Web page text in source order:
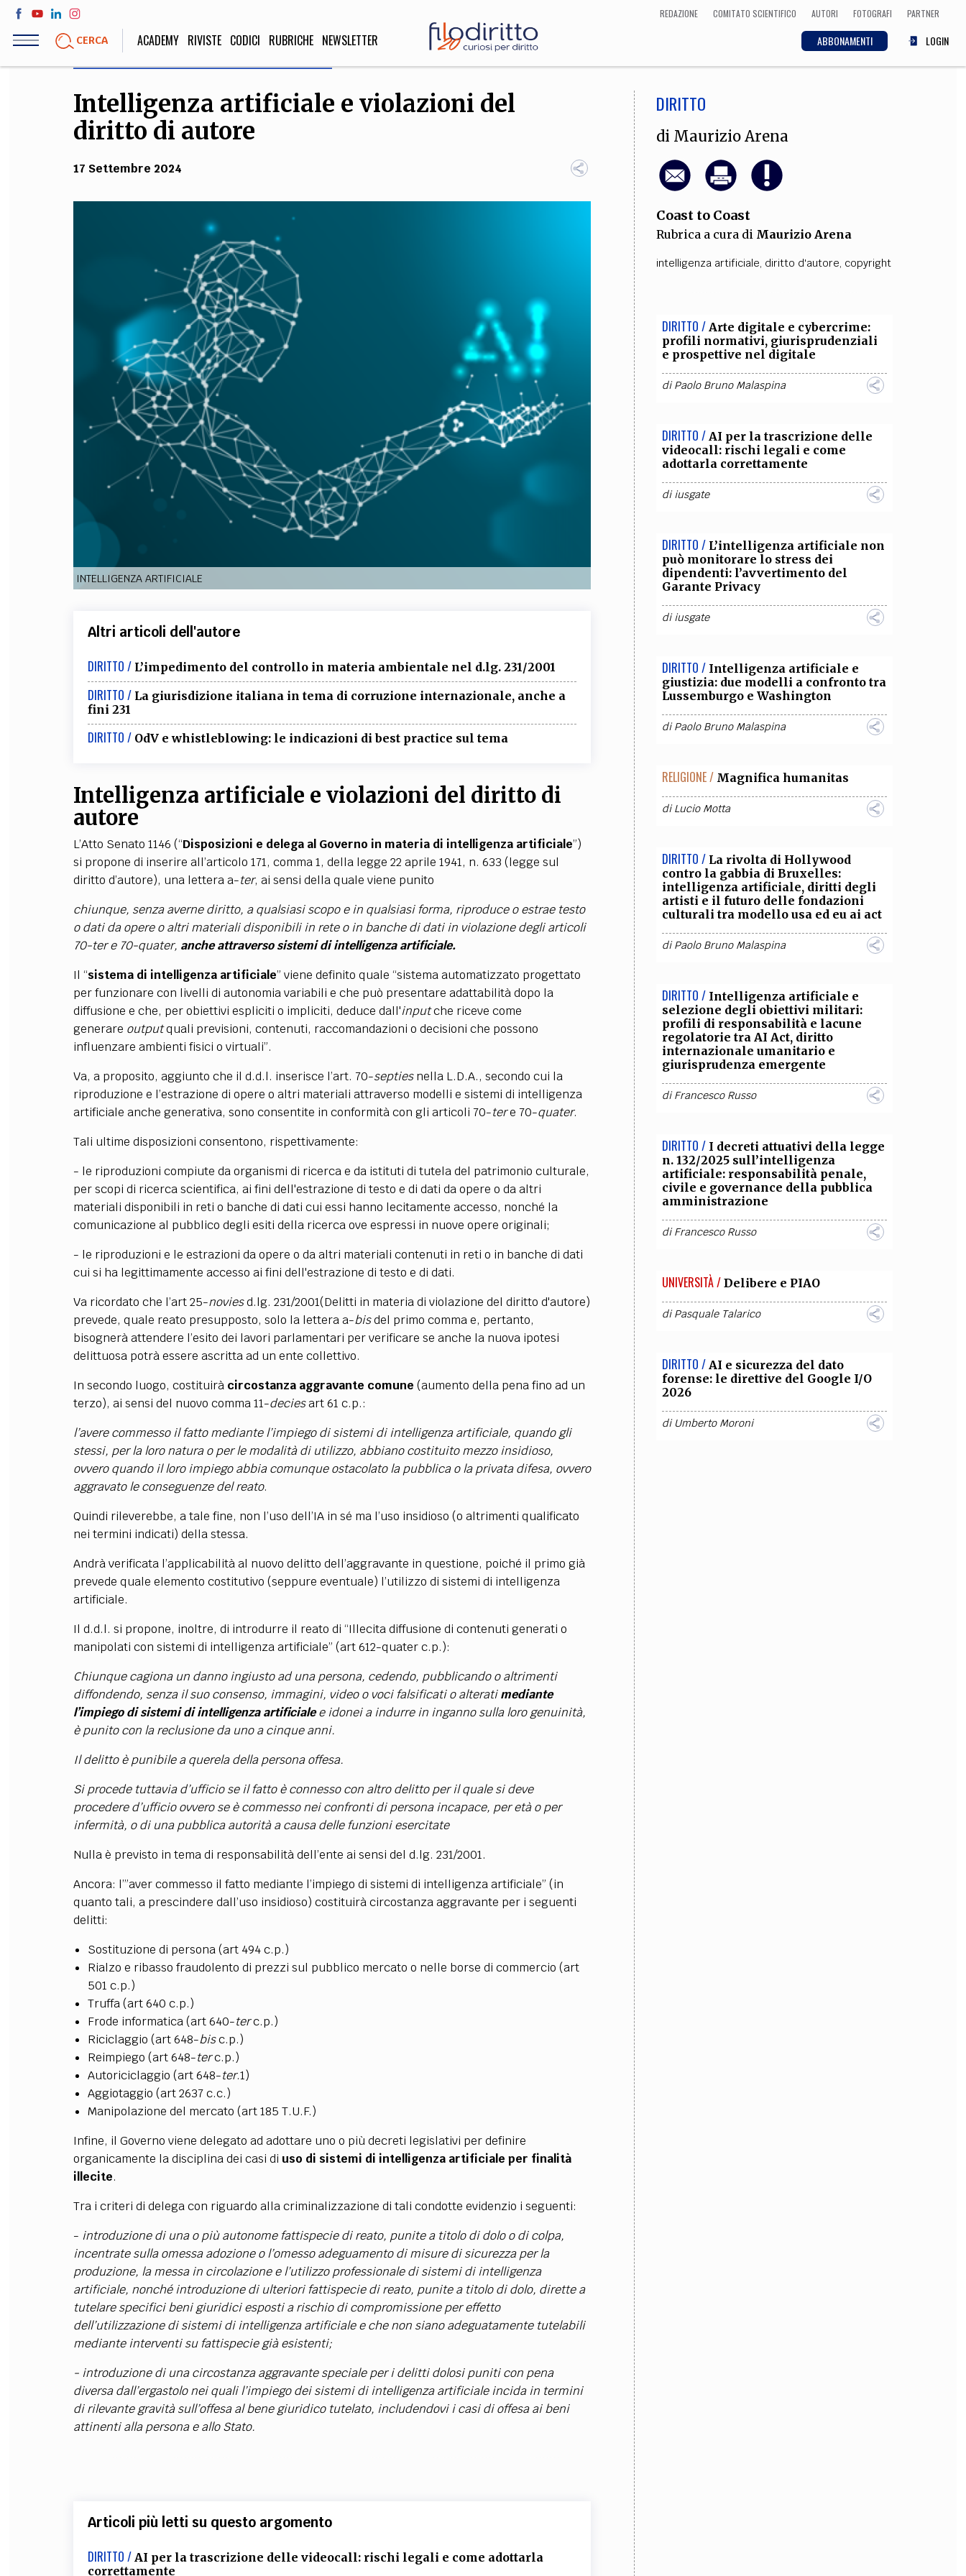
Salta
contenuto
REDAZIONE COMITATO SCIENTIFICO AUTORI FOTOGRAFI PARTNER
CERCA ABBONAMENTI LOGIN
ACADEMY RIVISTE CODICI RUBRICHE NEWSLETTER
LIFE STYLE
Sport, Cucina, Viaggi,
SOCIETÀ
Politica, Attualità,
ECONOMIA
STORIA E FILOSOFIA
Scienze storiche,
umanistiche, Religione
CULTURA
Arte, Cinema, Musica,
Letteratura
TEAM
FILODIRITTO AUTORI CURATORI FOTOGRAFI COLLABORA CON NOI
EXTRA
LIBRI PROCEEDINGS PUBBLICITÀ
SOCIAL MEDIA
Intelligenza artificiale e violazioni del
diritto di autore
17 Settembre 2024
INTELLIGENZA ARTIFICIALE
Altri articoli dell'autore
DIRITTO / L’impedimento del controllo in materia ambientale nel d.lg. 231/2001
DIRITTO / La giurisdizione italiana in tema di corruzione internazionale, anche a
fini 231
DIRITTO / OdV e whistleblowing: le indicazioni di best practice sul tema
Intelligenza artificiale e violazioni del diritto di
autore
L’Atto Senato 1146 (“Disposizioni e delega al Governo in materia di intelligenza artificiale”)
si propone di inserire all’articolo 171, comma 1, della legge 22 aprile 1941, n. 633 (legge sul
diritto d’autore), una lettera a-ter, ai sensi della quale viene punito
chiunque, senza averne diritto, a qualsiasi scopo e in qualsiasi forma, riproduce o estrae testo
o dati da opere o altri materiali disponibili in rete o in banche di dati in violazione degli articoli
70-ter e 70-quater, anche attraverso sistemi di intelligenza artificiale.
Il “sistema di intelligenza artificiale” viene definito quale “sistema automatizzato progettato
per funzionare con livelli di autonomia variabili e che può presentare adattabilità dopo la
diffusione e che, per obiettivi espliciti o impliciti, deduce dall'inputche riceve come
generare outputquali previsioni, contenuti, raccomandazioni o decisioni che possono
influenzare ambienti fisici o virtuali”.
Va, a proposito, aggiunto che il d.d.l. inserisce l’art. 70-septiesnella L.D.A., secondo cui la
riproduzione e l’estrazione di opere o altri materiali attraverso modelli e sistemi di intelligenza
artificiale anche generativa, sono consentite in conformità con gli articoli 70-tere 70-quater.
Tali ultime disposizioni consentono, rispettivamente:
- le riproduzioni compiute da organismi di ricerca e da istituti di tutela del patrimonio culturale,
per scopi di ricerca scientifica, ai fini dell'estrazione di testo e di dati da opere o da altri
materiali disponibili in reti o banche di dati cui essi hanno lecitamente accesso, nonché la
comunicazione al pubblico degli esiti della ricerca ove espressi in nuove opere originali;
- le riproduzioni e le estrazioni da opere o da altri materiali contenuti in reti o in banche di dati
cui si ha legittimamente accesso ai fini dell'estrazione di testo e di dati.
Va ricordato che l’art 25-noviesd.lg. 231/2001(Delitti in materia di violazione del diritto d'autore)
prevede, quale reato presupposto, solo la lettera a-bisdel primo comma e, pertanto,
bisognerà attendere l’esito dei lavori parlamentari per verificare se anche la nuova ipotesi
delittuosa potrà essere ascritta ad un ente collettivo.
In secondo luogo, costituirà circostanza aggravante comune (aumento della pena fino ad un
terzo), ai sensi del nuovo comma 11-deciesart 61 c.p.:
l’avere commesso il fatto mediante l’impiego di sistemi di intelligenza artificiale, quando gli
stessi, per la loro natura o per le modalità di utilizzo, abbiano costituito mezzo insidioso,
ovvero quando il loro impiego abbia comunque ostacolato la pubblica o la privata difesa, ovvero
aggravato le conseguenze del reato.
Quindi rileverebbe, a tale fine, non l’uso dell’IA in sé ma l’uso insidioso (o altrimenti qualificato
nei termini indicati) della stessa.
Andrà verificata l’applicabilità al nuovo delitto dell’aggravante in questione, poiché il primo già
prevede quale elemento costitutivo (seppure eventuale) l’utilizzo di sistemi di intelligenza
artificiale.
Il d.d.l. si propone, inoltre, di introdurre il reato di “Illecita diffusione di contenuti generati o
manipolati con sistemi di intelligenza artificiale” (art 612-quater c.p.):
Chiunque cagiona un danno ingiusto ad una persona, cedendo, pubblicando o altrimenti
diffondendo, senza il suo consenso, immagini, video o voci falsificati o alteratimediante
l’impiego di sistemi di intelligenza artificialee idonei a indurre in inganno sulla loro genuinità,
è punito con la reclusione da uno a cinque anni.
Il delitto è punibile a querela della persona offesa.
Si procede tuttavia d’ufficio se il fatto è connesso con altro delitto per il quale si deve
procedere d’ufficio ovvero se è commesso nei confronti di persona incapace, per età o per
infermità, o di una pubblica autorità a causa delle funzioni esercitate
Nulla è previsto in tema di responsabilità dell’ente ai sensi del d.lg. 231/2001.
Ancora: l’”aver commesso il fatto mediante l’impiego di sistemi di intelligenza artificiale” (in
quanto tali, a prescindere dall’uso insidioso) costituirà circostanza aggravante per i seguenti
delitti:
Sostituzione di persona (art 494 c.p.)
Rialzo e ribasso fraudolento di prezzi sul pubblico mercato o nelle borse di commercio (art
501 c.p.)
Truffa (art 640 c.p.)
Frode informatica (art 640-terc.p.)
Riciclaggio (art 648-bisc.p.)
Reimpiego (art 648-terc.p.)
Autoriciclaggio (art 648-ter.1)
Aggiotaggio (art 2637 c.c.)
Manipolazione del mercato (art 185 T.U.F.)
Infine, il Governo viene delegato ad adottare uno o più decreti legislativi per definire
organicamente la disciplina dei casi di uso di sistemi di intelligenza artificiale per finalità
illecite.
Tra i criteri di delega con riguardo alla criminalizzazione di tali condotte evidenzio i seguenti:
- introduzione di una o più autonome fattispecie di reato, punite a titolo di dolo o di colpa,
incentrate sulla omessa adozione o l’omesso adeguamento di misure di sicurezza per la
produzione, la messa in circolazione e l’utilizzo professionale di sistemi di intelligenza
artificiale, nonché introduzione di ulteriori fattispecie di reato, punite a titolo di dolo, dirette a
tutelare specifici beni giuridici esposti a rischio di compromissione per effetto
dell’utilizzazione di sistemi di intelligenza artificiale e che non siano adeguatamente tutelabili
mediante interventi su fattispecie già esistenti;
- introduzione di una circostanza aggravante speciale per i delitti dolosi puniti con pena
diversa dall’ergastolo nei quali l’impiego dei sistemi di intelligenza artificiale incida in termini
di rilevante gravità sull’offesa al bene giuridico tutelato, includendovi i casi di offesa ai beni
attinenti alla persona e allo Stato.
Articoli più letti su questo argomento
DIRITTO / AI per la trascrizione delle videocall: rischi legali e come adottarla
correttamente
DIRITTO
di Maurizio Arena
Coast to Coast
Rubrica a cura di Maurizio Arena
intelligenza artificiale, diritto d'autore, copyright
DIRITTO / Arte digitale e cybercrime:
profili normativi, giurisprudenziali
e prospettive nel digitale
diPaolo Bruno Malaspina
DIRITTO / AI per la trascrizione delle
videocall: rischi legali e come
adottarla correttamente
diiusgate
DIRITTO / L’intelligenza artificiale non
può monitorare lo stress dei
dipendenti: l’avvertimento del
Garante Privacy
diiusgate
DIRITTO / Intelligenza artificiale e
giustizia: due modelli a confronto tra
Lussemburgo e Washington
diPaolo Bruno Malaspina
RELIGIONE / Magnifica humanitas
diLucio Motta
DIRITTO / La rivolta di Hollywood
contro la gabbia di Bruxelles:
intelligenza artificiale, diritti degli
artisti e il futuro delle fondazioni
culturali tra modello usa ed eu ai act
diPaolo Bruno Malaspina
DIRITTO / Intelligenza artificiale e
selezione degli obiettivi militari:
profili di responsabilità e lacune
regolatorie tra AI Act, diritto
internazionale umanitario e
giurisprudenza emergente
diFrancesco Russo
DIRITTO / I decreti attuativi della legge
n. 132/2025 sull’intelligenza
artificiale: responsabilità penale,
civile e governance della pubblica
amministrazione
diFrancesco Russo
UNIVERSITÀ / Delibere e PIAO
diPasquale Talarico
DIRITTO / AI e sicurezza del dato
forense: le direttive del Google I/O
2026
di Umberto Moroni